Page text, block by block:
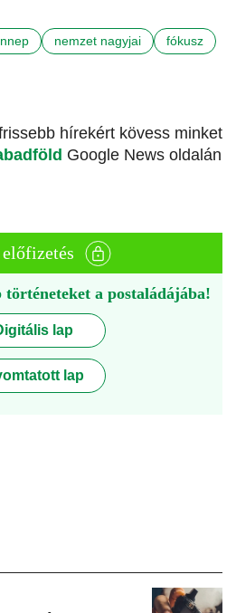
nemzet nagyjai fókusz
hírekért kövess minket
Google News oldalán
a postaládájába!
lap
lap